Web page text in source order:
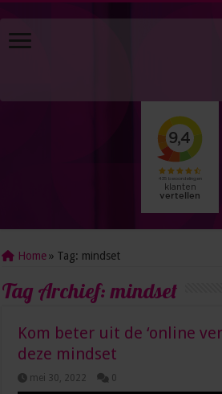
Home » Tag: mindset
Tag Archief:mindset
Kom beter uit de ‘online
deze mindset
mei 30, 2022 0